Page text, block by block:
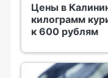
Цены в
килограмм
к 600 рублям